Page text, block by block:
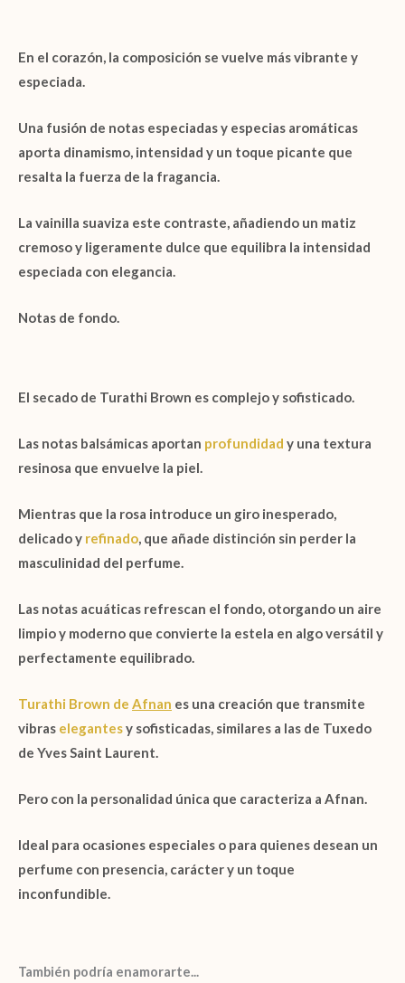
En el corazón, la composición se vuelve más vibrante y
especiada.
Una fusión de notas especiadasy especias aromáticas
aporta dinamismo, intensidad y un toque picante que
resalta la fuerza de la fragancia.
La vainilla suaviza este contraste, añadiendo un matiz
cremoso y ligeramente dulce que equilibra la intensidad
especiada con elegancia.
Notas de fondo.
El secado de Turathi Brown es complejo y sofisticado.
Las notas balsámicas aportan profundidad y una textura
resinosa que envuelve la piel.
Mientras que la rosa introduce un giro inesperado,
delicado y refinado, que añade distinción sin perder la
masculinidad del perfume.
Las notas acuáticas refrescan el fondo, otorgando un aire
limpio y moderno que convierte la estela en algo versátil y
perfectamente equilibrado.
Turathi Brown de Afnan es una creación que transmite
vibras elegantesy sofisticadas, similares a las de Tuxedo
de Yves Saint Laurent.
Pero con la personalidad única que caracteriza a Afnan.
Ideal para ocasiones especiales o para quienes desean un
perfume con presencia, carácter y un toque
inconfundible.
También podría enamorarte...